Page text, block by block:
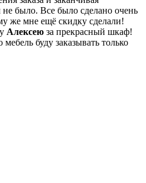
было. Все было сделано очень
же мне ещё скидку сделали!
Алексею за прекрасный шкаф!
буду заказывать только